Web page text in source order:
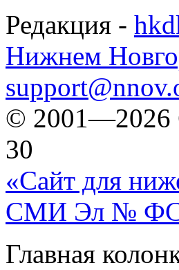
Редакция -
Нижнем
© 2001—2026
30
«Сайт для
СМИ Эл №
Главная